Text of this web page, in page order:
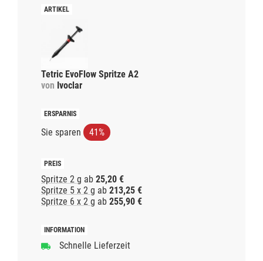
Tetric EvoFlow Spritze A2
von Ivoclar
Sie sparen 41%
Spritze 2 g ab 25,20 €
Spritze 5 x 2 g ab 213,25 €
Spritze 6 x 2 g ab 255,90 €
Schnelle Lieferzeit